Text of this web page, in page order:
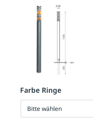
Farbe Ringe
Bitte wählen